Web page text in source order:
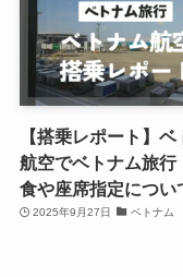
【搭乗レポート】ベ
航空でベトナム旅行
食や座席指定につい
2025年9月27日 ベトナム